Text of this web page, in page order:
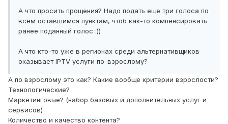
А что просить прощения? Надо подать еще три голоса по
всем оставшимся пунктам, чтоб как-то компенсировать
ранее поданный голос :))
А что кто-то уже в регионах среди альтернативщиков
оказывает IPTV услуги по-взрослому?
А по взрослому это как? Какие вообще критерии взрослости?
Технологические?
Маркетинговые? (набор базовых и дополнительных услуг и
сервисов)
Количество и качество контента?